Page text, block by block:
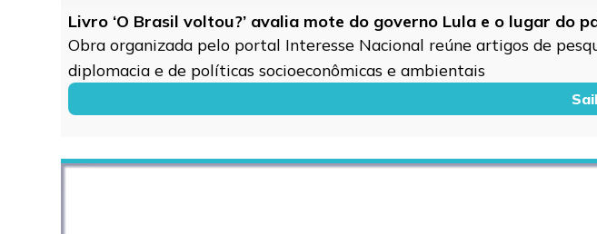
Livro ‘O Brasil voltou?’ avalia mote do governo Lula e o lugar do
Obra organizada pelo portal Interesse Nacional reúne artigos de
diplomacia e de políticas socioeconômicas e ambientais